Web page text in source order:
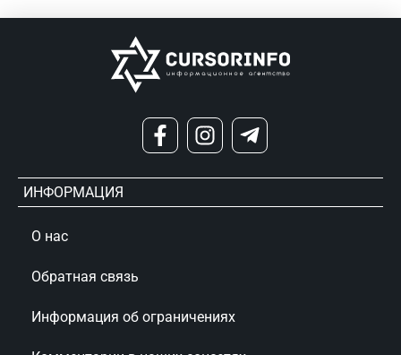
ИНФОРМАЦИЯ
О нас
Обратная связь
Информация об ограничениях